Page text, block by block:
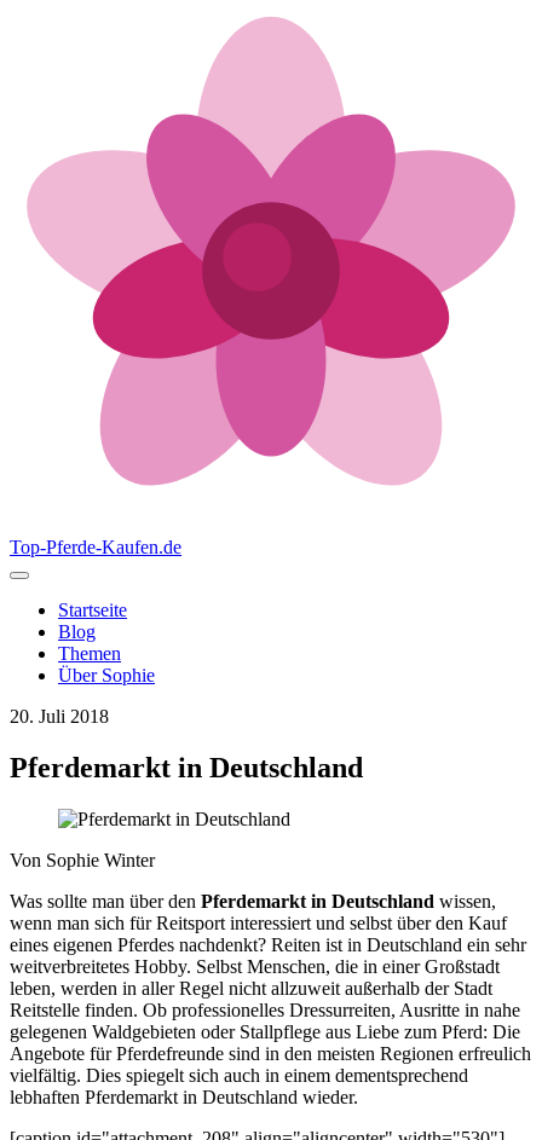
Top-Pferde-Kaufen.de
Startseite
Blog
Themen
Über Sophie
20. Juli 2018
Pferdemarkt in Deutschland
Von Sophie Winter
Was sollte man über den Pferdemarkt in Deutschland wissen,
wenn man sich für Reitsport interessiert und selbst über den Kauf
eines eigenen Pferdes nachdenkt? Reiten ist in Deutschland ein sehr
weitverbreitetes Hobby. Selbst Menschen, die in einer Großstadt
leben, werden in aller Regel nicht allzuweit außerhalb der Stadt
Reitstelle finden. Ob professionelles Dressurreiten, Ausritte in nahe
gelegenen Waldgebieten oder Stallpflege aus Liebe zum Pferd: Die
Angebote für Pferdefreunde sind in den meisten Regionen erfreulich
vielfältig. Dies spiegelt sich auch in einem dementsprechend
lebhaften Pferdemarkt in Deutschland wieder.